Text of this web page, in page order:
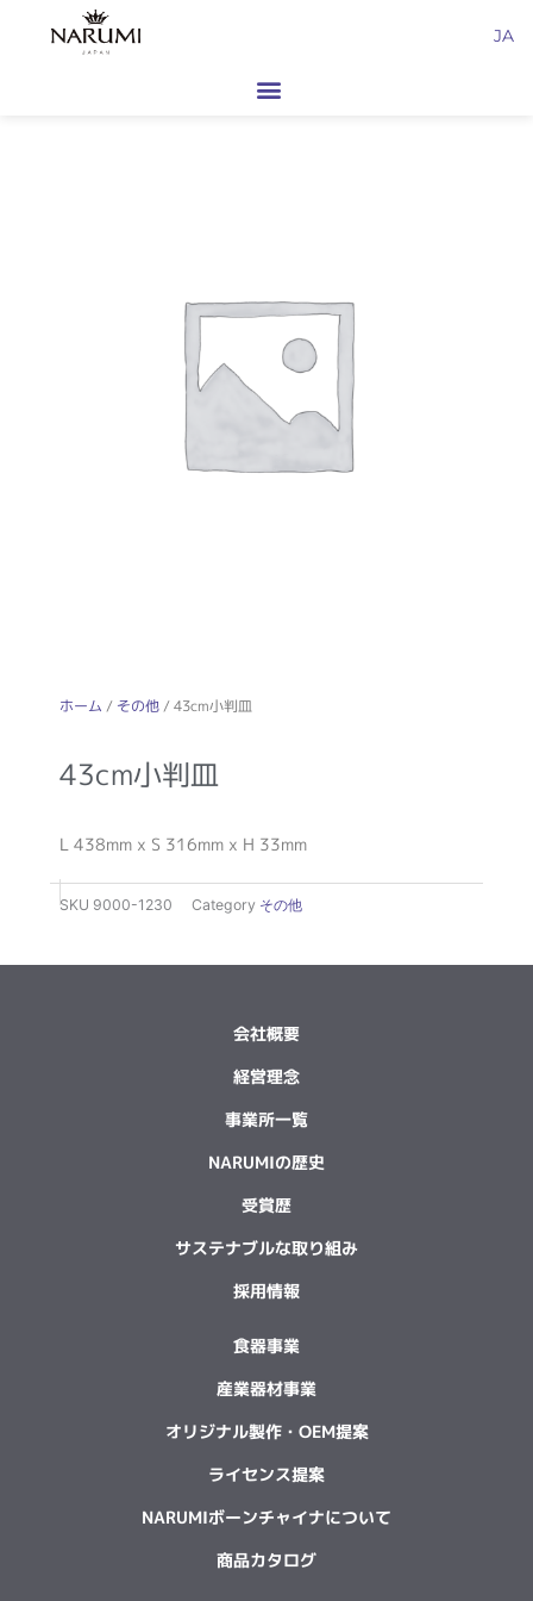
JA
ホーム / その他/ 43cm小判皿
43cm小判皿
L 438mm x S 316mm x H 33mm
SKU 9000-1230 Category その他
会社概要
経営理念
事業所一覧
NARUMIの歴史
受賞歴
サステナブルな取り組み
採用情報
食器事業
産業器材事業
オリジナル製作・OEM提案
ライセンス提案
NARUMIボーンチャイナについて
商品カタログ